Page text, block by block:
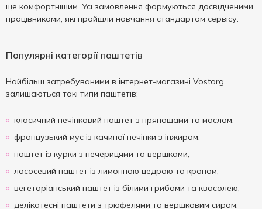
ще комфортнішим. Усі замовлення формуються досвідченими
працівниками, які пройшли навчання стандартам сервісу.
Популярні категорії паштетів
Найбільш затребуваними в інтернет-магазині Vostorg
залишаються такі типи паштетів:
класичний печінковий паштет з прянощами та маслом;
французький мус із качиної печінки з інжиром;
паштет із курки з печерицями та вершками;
лососевий паштет із лимонною цедрою та кропом;
вегетаріанський паштет із білими грибами та квасолею;
делікатесні паштети з трюфелями та вершковим сиром.